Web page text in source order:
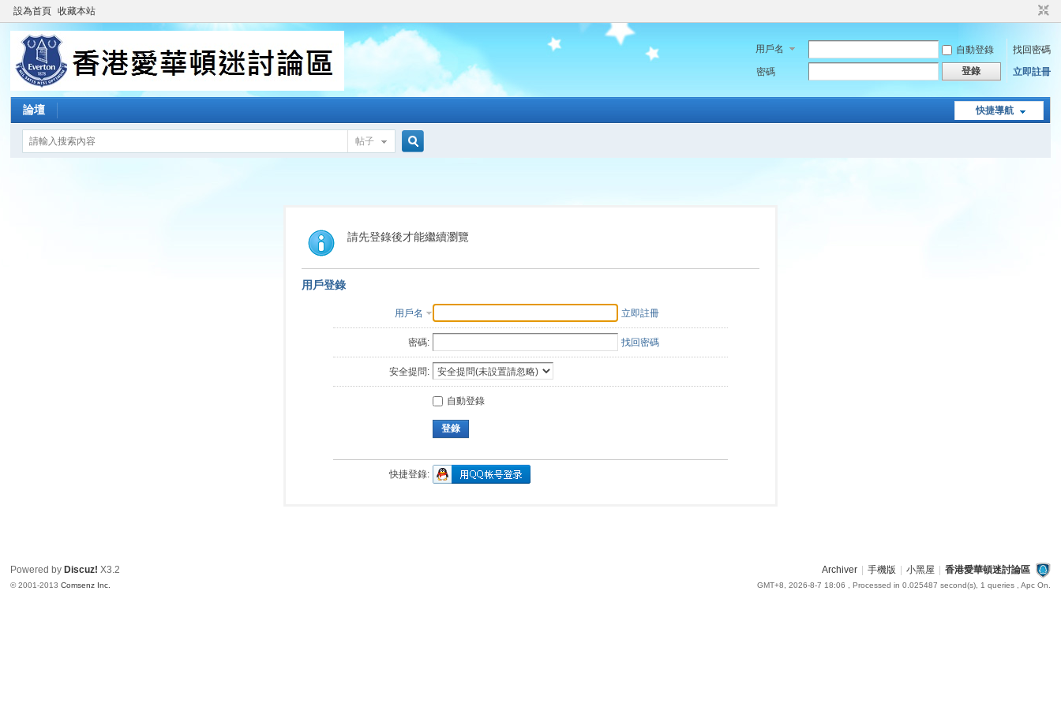
設為首頁 收藏本站
用戶名 自動登錄
找回密碼
密碼
登錄 立即註冊
快捷導航
論壇
帖子
索
請先登錄後才能繼續瀏覽
用戶登錄
用戶名 立即註冊
密碼: 找回密碼
安全提問:
自動登錄
登錄
快捷登錄:
Archiver 手機版 小黑屋 香港愛華頓迷討論區
GMT+8, 2026-8-7 18:06 , Processed in 0.025487 second(s), 1 queries , Apc On.
Powered by Discuz! X3.2
© 2001-2013Comsenz Inc.